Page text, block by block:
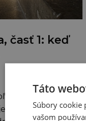
časť 1: keď
je možné. No
možné, je aj
Táto
Súbory cookie
vašom